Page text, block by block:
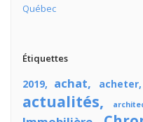
Québec
Étiquettes
2019 achat acheter
actualités